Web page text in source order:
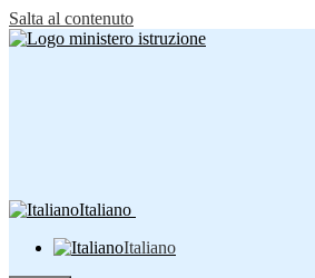
Salta al contenuto
Italiano
Italiano